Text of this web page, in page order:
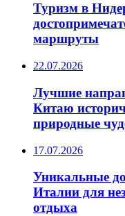
Туризм в
маршруты
22.07.2026
Лучшие
Китаю
природные
17.07.2026
Уникальные
Италии для
отдыха